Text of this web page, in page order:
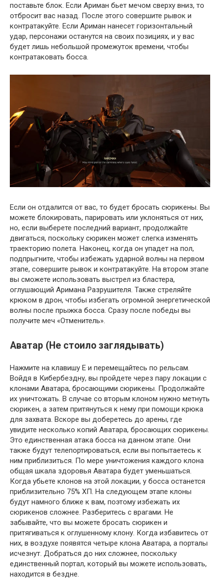
поставьте блок. Если Ариман бьет мечом сверху вниз, то
отбросит вас назад. После этого совершите рывок и
контратакуйте. Если Ариман нанесет горизонтальный
удар, персонажи останутся на своих позициях, и у вас
будет лишь небольшой промежуток времени, чтобы
контратаковать босса.
Если он отдалится от вас, то будет бросать сюрикены. Вы
можете блокировать, парировать или уклоняться от них,
но, если выберете последний вариант, продолжайте
двигаться, поскольку сюрикен может слегка изменять
траекторию полета. Наконец, когда он упадет на пол,
подпрыгните, чтобы избежать ударной волны на первом
этапе, совершите рывок и контратакуйте. На втором этапе
вы сможете использовать выстрел из бластера,
оглушающий Аримана Разрушителя. Также стреляйте
крюком в дрон, чтобы избегать огромной энергетической
волны после прыжка босса. Сразу после победы вы
получите меч «Отменитель».
Аватар (Не стоило заглядывать)
Нажмите на клавишу E и перемещайтесь по рельсам.
Войдя в Кибербездну, вы пройдете через пару локации с
клонами Аватара, бросающими сюрикены. Продолжайте
их уничтожать. В случае со вторым клоном нужно метнуть
сюрикен, а затем притянуться к нему при помощи крюка
для захвата. Вскоре вы доберетесь до арены, где
увидите несколько копий Аватара, бросающих сюрикены.
Это единственная атака босса на данном этапе. Они
также будут телепортироваться, если вы попытаетесь к
ним приблизиться. По мере уничтожения каждого клона
общая шкала здоровья Аватара будет уменьшаться.
Когда убьете клонов на этой локации, у босса останется
приблизительно 75% ХП. На следующем этапе клоны
будут намного ближе к вам, поэтому избежать их
сюрикенов сложнее. Разберитесь с врагами. Не
забывайте, что вы можете бросать сюрикен и
притягиваться к оглушенному клону. Когда избавитесь от
них, в воздухе появятся четыре клона Аватара, а порталы
исчезнут. Добраться до них сложнее, поскольку
единственный портал, который вы можете использовать,
находится в бездне.